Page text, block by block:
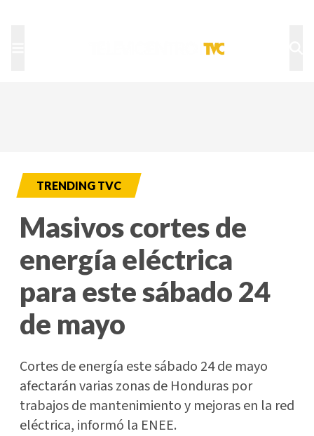
TRENDING TVC
Masivos cortes de
energía eléctrica
para este sábado 24
de mayo
Cortes de energía este sábado 24 de mayo
afectarán varias zonas de Honduras por
trabajos de mantenimiento y mejoras en la red
eléctrica, informó la ENEE.